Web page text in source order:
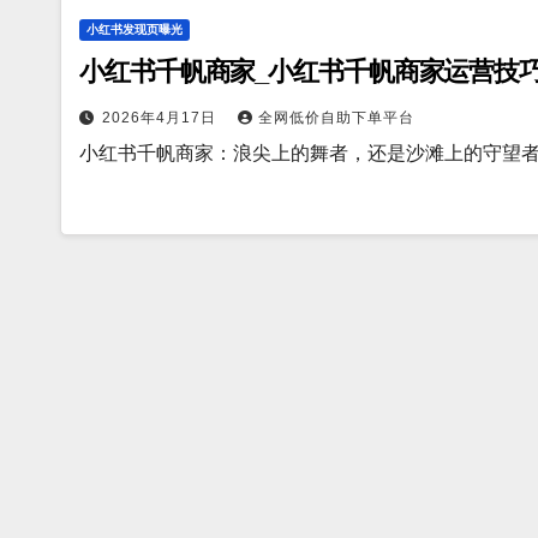
小红书发现页曝光
小红书千帆商家_小红书千帆商家运营技
2026年4月17日 全网低价自助下单平台
小红书千帆商家：浪尖上的舞者，还是沙滩上的守望